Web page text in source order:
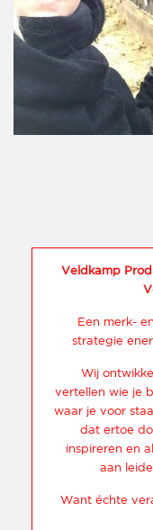
Veldkamp
Een merk-
strategie
Wij
vertellen wie je
waar je voor
dat ertoe
inspireren en
aan
Want échte